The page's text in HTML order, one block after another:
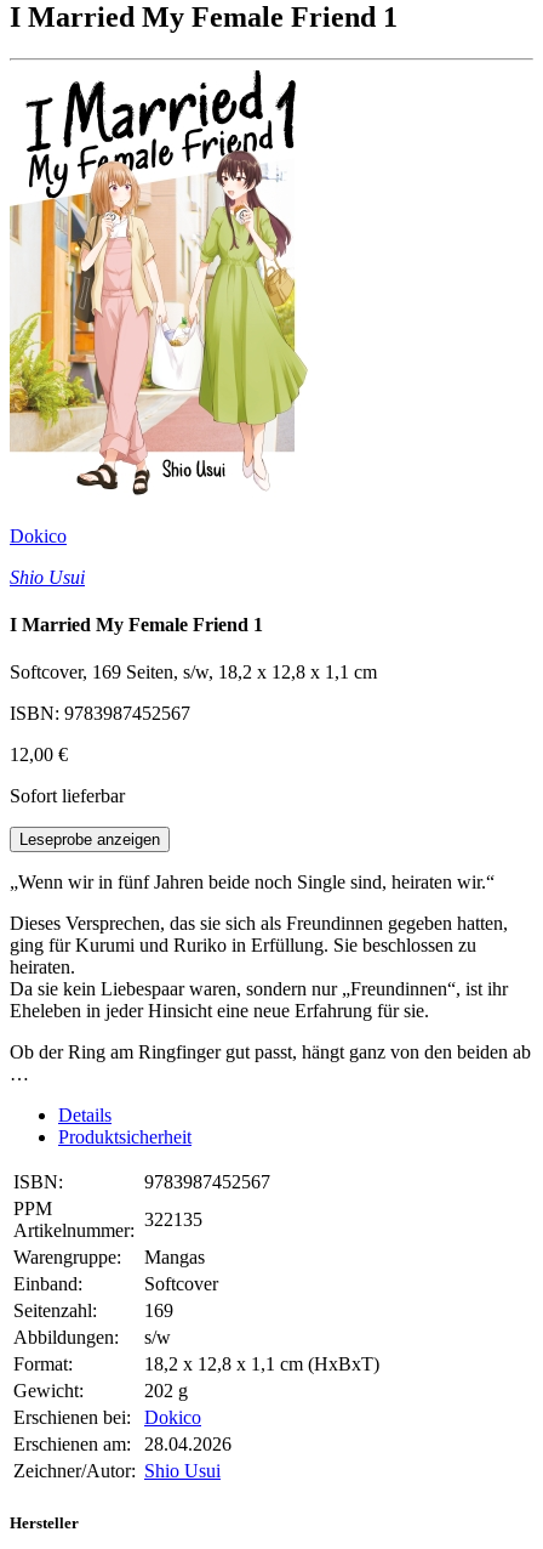
I Married My Female Friend 1
Dokico
Shio Usui
I Married My Female Friend 1
Softcover, 169 Seiten, s/w, 18,2 x 12,8 x 1,1 cm
ISBN: 9783987452567
12,00 €
Sofort lieferbar
Leseprobe anzeigen
„Wenn wir in fünf Jahren beide noch Single sind, heiraten wir.“
Dieses Versprechen, das sie sich als Freundinnen gegeben hatten,
ging für Kurumi und Ruriko in Erfüllung. Sie beschlossen zu
heiraten.
Da sie kein Liebespaar waren, sondern nur „Freundinnen“, ist ihr
Eheleben in jeder Hinsicht eine neue Erfahrung für sie.
Ob der Ring am Ringfinger gut passt, hängt ganz von den beiden ab
…
Details
Produktsicherheit
ISBN:
9783987452567
PPM
Artikelnummer:
322135
Warengruppe:
Mangas
Einband:
Softcover
Seitenzahl:
169
Abbildungen:
s/w
Format:
18,2 x 12,8 x 1,1 cm (HxBxT)
Gewicht:
202 g
Erschienen bei:
Dokico
Erschienen am:
28.04.2026
Zeichner/Autor: Shio Usui
Hersteller